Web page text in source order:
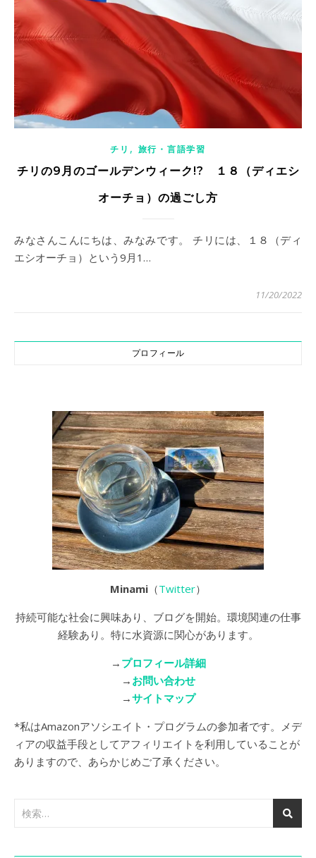
チリ , 旅行・言語学習
チリの9月のゴールデンウィーク!? １８（ディエシ
オーチョ）の過ごし方
みなさんこんにちは、みなみです。 チリには、１８（ディ
エシオーチョ）という9月1…
11/20/2022
プロフィール
Minami （Twitter）
持続可能な社会に興味あり、ブログを開始。環境関連の仕事
経験あり。特に水資源に関心があります。
→ プロフィール詳細
→ お問い合わせ
→サイトマップ
*私はAmazonアソシエイト・プログラムの参加者です。メデ
ィアの収益手段としてアフィリエイトを利用していることが
ありますので、あらかじめご了承ください。